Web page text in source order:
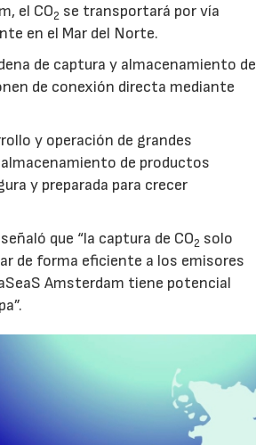
el CO2 se transportará por vía
en el Mar del Norte.
de captura y almacenamiento de
de conexión directa mediante
y operación de grandes
de productos
y preparada para crecer
que “la captura de CO2 solo
de forma eficiente a los emisores
Amsterdam tiene potencial